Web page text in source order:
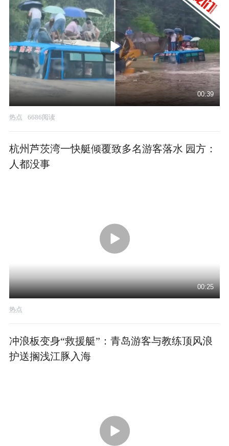
00:39
热点 6686阅读
杭州芦茨湾一快艇倾覆致多名游客落水 园方：
人都没事
00:25
热点
冲浪板变身“救援艇”：青岛游客与教练顶风浪
护送搁浅江豚入海